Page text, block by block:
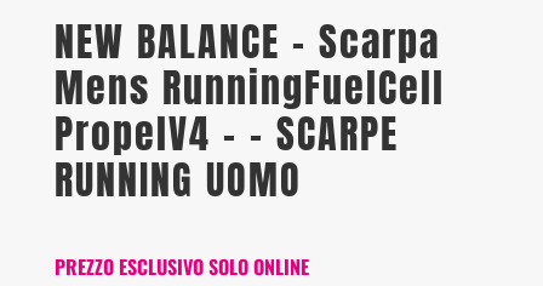
NEW BALANCE – Scarpa
Mens RunningFuelCell
PropelV4 - – SCARPE
RUNNING UOMO
PREZZO ESCLUSIVO SOLO ONLINE